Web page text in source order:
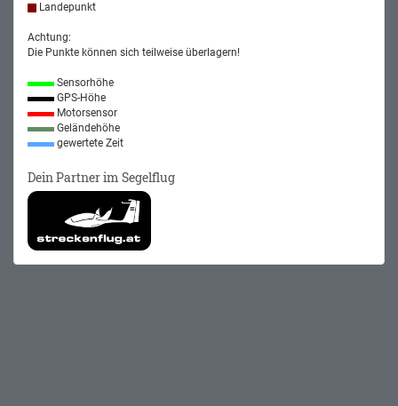
Landepunkt
Achtung:
Die Punkte können sich teilweise überlagern!
Sensorhöhe
GPS-Höhe
Motorsensor
Geländehöhe
gewertete Zeit
Dein Partner im Segelflug